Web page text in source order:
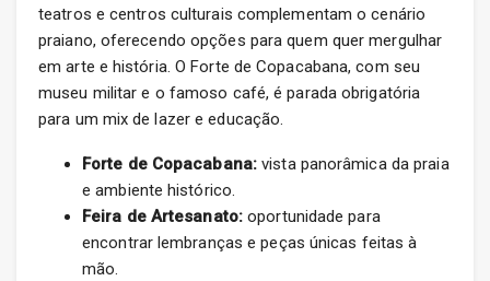
teatros e centros culturais complementam o cenário
praiano, oferecendo opções para quem quer mergulhar
em arte e história. O Forte de Copacabana, com seu
museu militar e o famoso café, é parada obrigatória
para um mix de lazer e educação.
Forte de Copacabana: vista panorâmica da praia
e ambiente histórico.
Feira de Artesanato: oportunidade para
encontrar lembranças e peças únicas feitas à
mão.